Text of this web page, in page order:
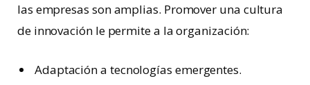
las empresas son amplias. Promover una cultura
de innovación le permite a la organización:
Adaptación a tecnologías emergentes.